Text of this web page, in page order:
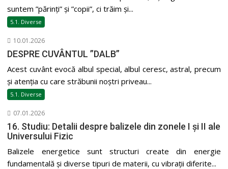
suntem ”părinți” și ”copii”, ci trăim și...
5.1. Diverse
10.01.2026
DESPRE CUVÂNTUL ”DALB”
Acest cuvânt evocă albul special, albul ceresc, astral, precum
și atenția cu care străbunii noștri priveau...
5.1. Diverse
07.01.2026
16. Studiu: Detalii despre balizele din zonele I și II ale
Universului Fizic
Balizele energetice sunt structuri create din energie
fundamentală și diverse tipuri de materii, cu vibrații diferite...